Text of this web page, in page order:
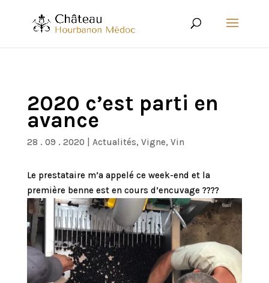
2020 c’est parti en
avance
28 . 09 . 2020 Actualités, Vigne, Vin
Le prestataire m’a appelé ce week-end et la
première benne est en cours d’encuvage ????